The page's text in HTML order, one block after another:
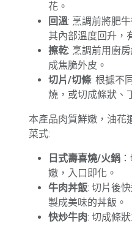
花。
回溫: 烹調前將肥
其內部溫度回升，
擦乾: 烹調前用廚
成焦脆外皮。
切片/切條: 根據不
燒，或切成條狀、
本產品肉質鮮嫩，油花
菜式:
日式壽喜燒/火鍋
嫩，入口即化。
牛肉丼飯: 切片後
製成美味的丼飯。
快炒牛肉: 切成條